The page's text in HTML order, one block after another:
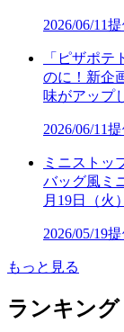
2026/06/11
「ピザポテ
のに！新企
味がアップ
2026/06/11
ミニストッ
バッグ風ミ
月19日（火
2026/05/19
もっと見る
ランキング